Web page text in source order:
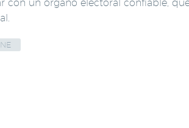
con un órgano electoral confiable,